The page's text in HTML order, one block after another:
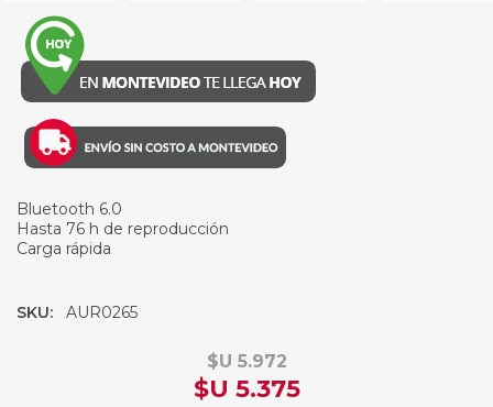
Bluetooth 6.0
Hasta 76 h de reproducción
Carga rápida
SKU: AUR0265
$U 5.972
$U 5.375